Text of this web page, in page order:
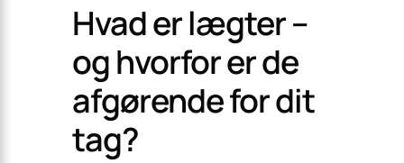
Hvad er lægter –
og hvorfor er de
afgørende for dit
tag?